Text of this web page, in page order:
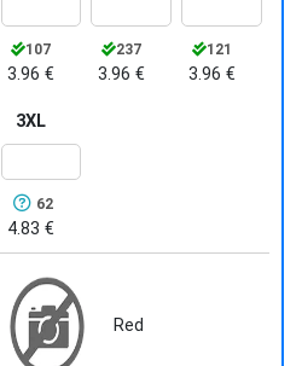
107
3.96 €
237
3.96 €
121
3.96 €
3XL
62
4.83 €
Red